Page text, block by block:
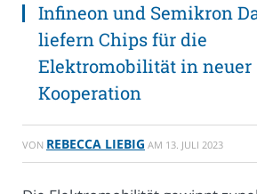
Infineon und Semikron
liefern Chips für die
Elektromobilität in neuer
Kooperation
VON REBECCA LIEBIG AM 13. JULI 2023